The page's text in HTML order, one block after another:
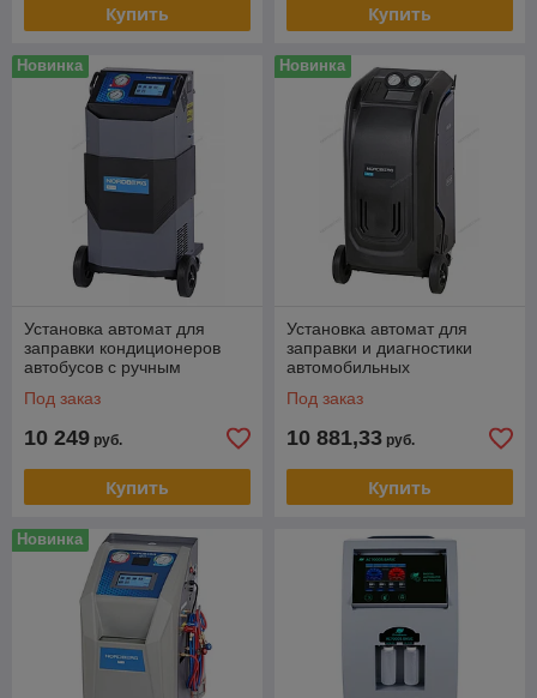
Купить Купить
Новинка
Установка автомат для
заправки кондиционеров
автобусов с ручным
Под заказ
10 249 руб.
Купить
Новинка
Установка автомат для
заправки и диагностики
автомобильных
Под заказ
10 881,33 руб.
Купить
Новинка